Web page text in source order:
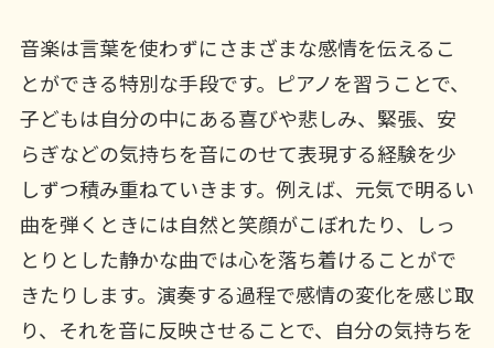
音楽は言葉を使わずにさまざまな感情を伝えるこ
とができる特別な手段です。ピアノを習うことで、
子どもは自分の中にある喜びや悲しみ、緊張、安
らぎなどの気持ちを音にのせて表現する経験を少
しずつ積み重ねていきます。例えば、元気で明るい
曲を弾くときには自然と笑顔がこぼれたり、しっ
とりとした静かな曲では心を落ち着けることがで
きたりします。演奏する過程で感情の変化を感じ取
り、それを音に反映させることで、自分の気持ちを